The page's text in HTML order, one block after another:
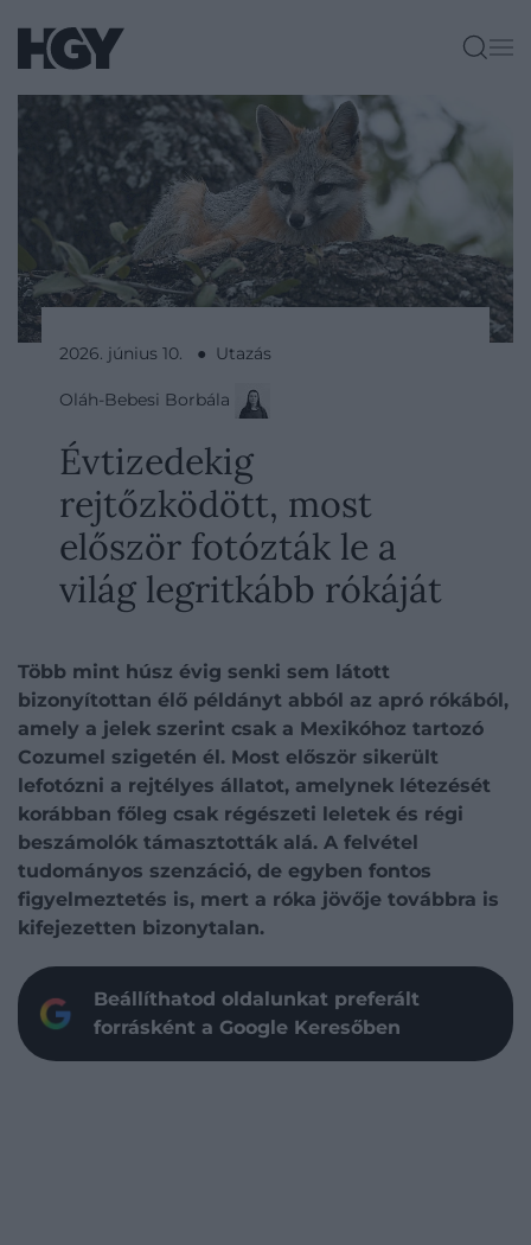
2026. június 10. ● Utazás
Oláh-Bebesi Borbála
Évtizedekig
rejtőzködött, most
először fotózták le a
világ legritkább rókáját
Több mint húsz évig senki sem látott
bizonyítottan élő példányt abból az apró rókából,
amely a jelek szerint csak a Mexikóhoz tartozó
Cozumel szigetén él. Most először sikerült
lefotózni a rejtélyes állatot, amelynek létezését
korábban főleg csak régészeti leletek és régi
beszámolók támasztották alá. A felvétel
tudományos szenzáció, de egyben fontos
figyelmeztetés is, mert a róka jövője továbbra is
kifejezetten bizonytalan.
Beállíthatod oldalunkat preferált
forrásként a Google Keresőben